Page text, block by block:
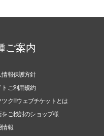
ご案内
情報保護方針
トご利用規約
ツク!!!ウェブチケットとは
をご検討のショップ様
情報